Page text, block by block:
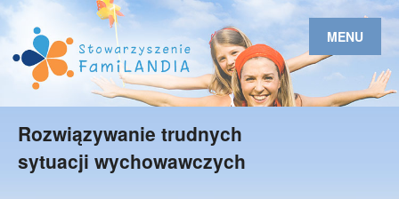
MENU
Rozwiązywanie trudnych
sytuacji wychowawczych